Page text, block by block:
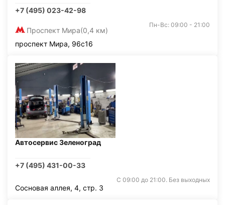
+7 (495) 023-42-98
Проспект Мира(0,4 км)
Пн-Вс: 09:00 - 21:00
проспект Мира, 96с16
Автосервис Зеленоград
+7 (495) 431-00-33
С 09:00 до 21:00. Без выходных
Сосновая аллея, 4, стр. 3